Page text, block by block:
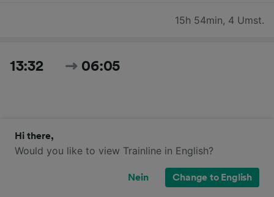
15h 54min, 4 Umst.
13:32 06:05
16h 33min,3 Umst.
Hi there,
Would you like to view Trainline in English?
Nein Change to English